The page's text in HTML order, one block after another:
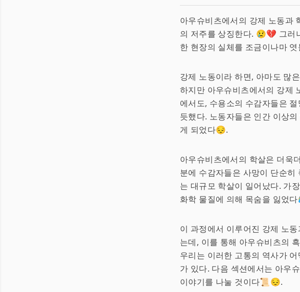
아우슈비츠에서의 강제 노동과
의 저주를 상징한다. 😢💔 그러
한 현장의 실체를 조금이나마
강제 노동이라 하면, 아마도 많
하지만 아우슈비츠에서의 강제
에서도, 수용소의 수감자들은
듯했다. 노동자들은 인간 이상
게 되었다😔.
아우슈비츠에서의 학살은 더욱
분에 수감자들은 사망이 단순
는 대규모 학살이 일어났다. 가
화학 물질에 의해 목숨을 잃었
이 과정에서 이루어진 강제 노
는데, 이를 통해 아우슈비츠의
우리는 이러한 고통의 역사가
가 있다. 다음 섹션에서는 아우
이야기를 나눌 것이다📜😔.